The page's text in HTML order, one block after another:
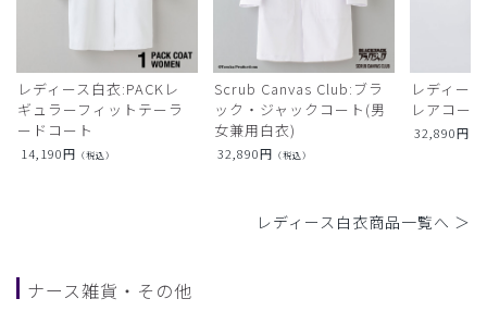
レディース白衣:PACKレ
ギュラーフィットテーラ
ードコート
14,190円 （税込）
Scrub Canvas Club:ブラ
ック・ジャックコート(男
女兼用白衣)
32,890円 （税込）
レディー
レアコート
32,890円
レディース白衣商品一覧へ ＞
ナース雑貨・その他